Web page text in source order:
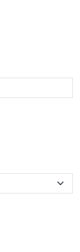
Chrome/